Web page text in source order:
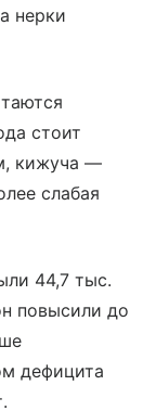
нерки
стоит
кижуча —
слабая
44,7 тыс.
повысили до
дефицита